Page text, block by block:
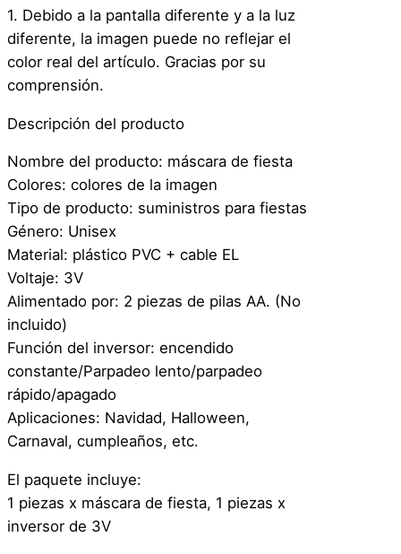
a
l
l
o
e
e
n
J
o
k
e
G
u
ó
n
L
u
c
1. Debido a la pantalla diferente y a la luz
diferente, la imagen puede no reflejar el
color real del artículo. Gracias por su
comprensión.
Descripción del producto
Nombre del producto: máscara de fiesta
Colores: colores de la imagen
Tipo de producto: suministros para fiestas
Género: Unisex
Material: plástico PVC + cable EL
Voltaje: 3V
Alimentado por: 2 piezas de pilas AA. (No
incluido)
Función del inversor: encendido
constante/Parpadeo lento/parpadeo
rápido/apagado
Aplicaciones: Navidad, Halloween,
Carnaval, cumpleaños, etc.
El paquete incluye:
1 piezas x máscara de fiesta, 1 piezas x
inversor de 3V